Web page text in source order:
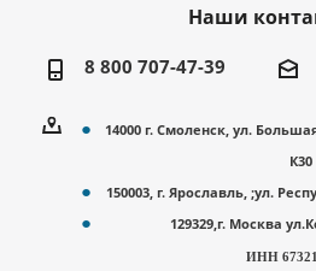
Наши
8 800 707-47-39
14000 г. Смоленск, ул.
К30
150003, г. Ярославль, ;ул.
129329,г. Москва
ИНН